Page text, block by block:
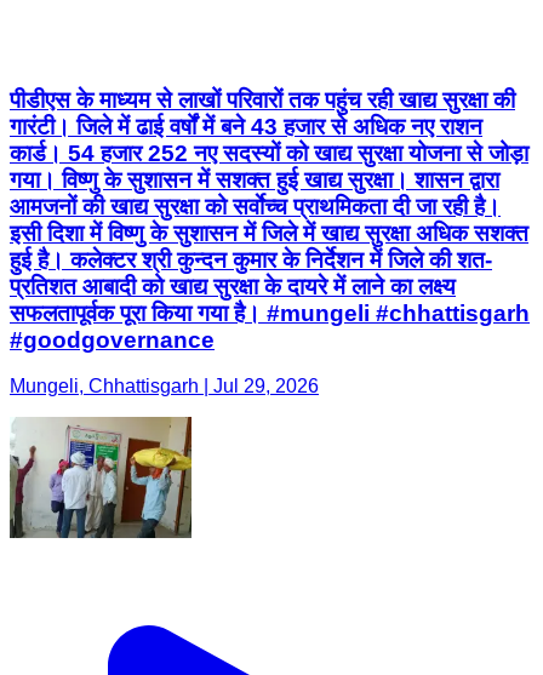
पीडीएस के माध्यम से लाखों परिवारों तक पहुंच रही खाद्य सुरक्षा की
गारंटी। जिले में ढाई वर्षों में बने 43 हजार से अधिक नए राशन
कार्ड। 54 हजार 252 नए सदस्यों को खाद्य सुरक्षा योजना से जोड़ा
गया। विष्णु के सुशासन में सशक्त हुई खाद्य सुरक्षा। शासन द्वारा
आमजनों की खाद्य सुरक्षा को सर्वाेच्च प्राथमिकता दी जा रही है।
इसी दिशा में विष्णु के सुशासन में जिले में खाद्य सुरक्षा अधिक सशक्त
हुई है। कलेक्टर श्री कुन्दन कुमार के निर्देशन में जिले की शत-
प्रतिशत आबादी को खाद्य सुरक्षा के दायरे में लाने का लक्ष्य
सफलतापूर्वक पूरा किया गया है। #mungeli #chhattisgarh
#goodgovernance
Mungeli, Chhattisgarh | Jul 29, 2026